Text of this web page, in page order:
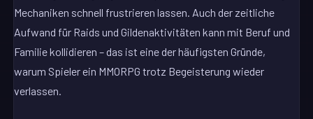
Mechaniken schnell frustrieren lassen. Auch der zeitliche
Aufwand für Raids und Gildenaktivitäten kann mit Beruf und
Familie kollidieren – das ist eine der häufigsten Gründe,
warum Spieler ein MMORPG trotz Begeisterung wieder
verlassen.